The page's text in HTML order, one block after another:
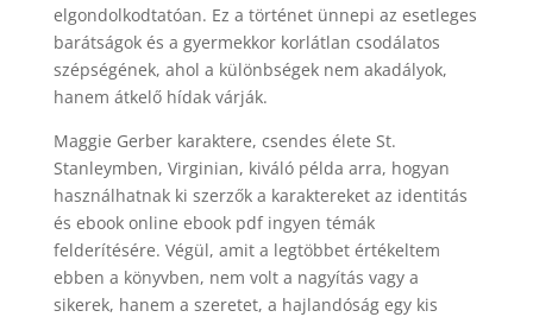
elgondolkodtatóan. Ez a történet ünnepi az esetleges
barátságok és a gyermekkor korlátlan csodálatos
szépségének, ahol a különbségek nem akadályok,
hanem átkelő hídak várják.
Maggie Gerber karaktere, csendes élete St.
Stanleymben, Virginian, kiváló példa arra, hogyan
használhatnak ki szerzők a karaktereket az identitás
és ebook online ebook pdf ingyen témák
felderítésére. Végül, amit a legtöbbet értékeltem
ebben a könyvben, nem volt a nagyítás vagy a
sikerek, hanem a szeretet, a hajlandóság egy kis